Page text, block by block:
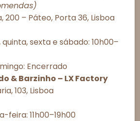
de Cookies
experiências, utilizamos tecnologias
e/ou acessar informações do
de navegação ou IDs únicos
ou a retirada do consentimento podem
recursos e funções.
Aceitar todos
Esgotado
200 – Páteo, Porta 36, Lisboa
sexta e sábado: 10h00–
Encerrado
& Barzinho – LX Factory
103, Lisboa
feira: 11h00–19h00